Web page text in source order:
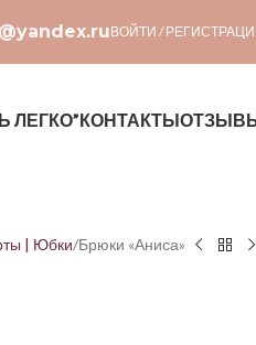
ВОЙТИ /
ЛЕГКО”КОНТАКТЫ
| Юбки Брюки «Аниса»